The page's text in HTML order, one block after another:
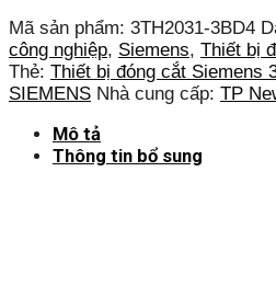
Mã sản phẩm: 3TH2031-3BD4
công nghiệp, Siemens, Thiết bị
Thẻ: Thiết bị đóng cắt Siemens
SIEMENS Nhà cung cấp: TP
Mô tả
Thông tin bổ sung